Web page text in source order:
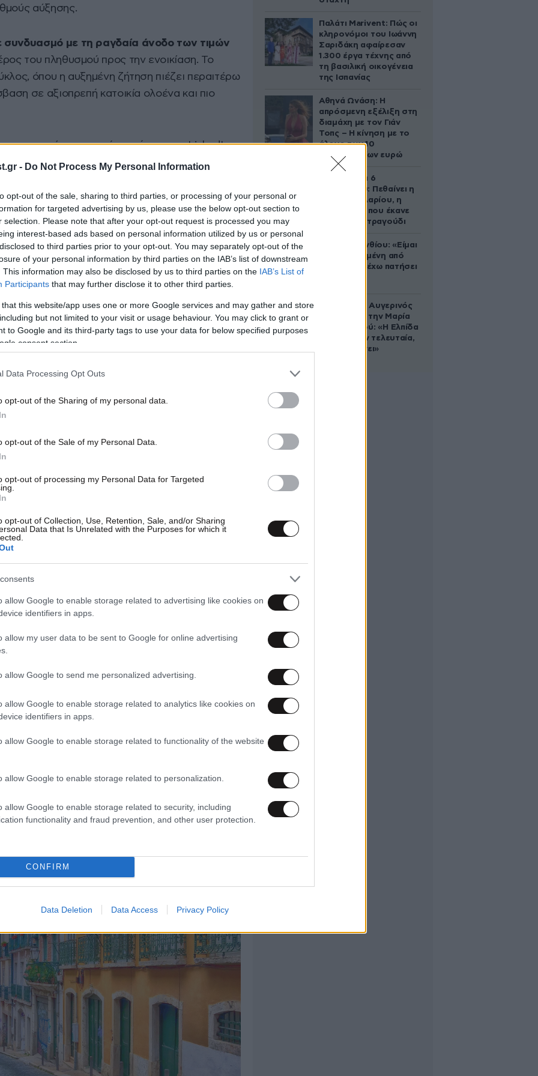
- Do Not Process My Personal Information
opt-out of the sale, sharing to third parties, or processing of your personal or
for targeted advertising by us, please use the below opt-out section to
selection. Please note that after your opt-out request is processed you may
interest-based ads based on personal information utilized by us or personal
to third parties prior to your opt-out. You may separately opt-out of the
of your personal information by third parties on the IAB’s list of downstream
This information may also be disclosed by us to third parties on the IAB’s List of
Participants that may further disclose it to other third parties.
this website/app uses one or more Google services and may gather and store
but not limited to your visit or usage behaviour. You may click to grant or
to Google and its third-party tags to use your data for below specified purposes
consent section.
Data Processing Opt Outs
opt-out of the Sharing of my personal data.
opt-out of the Sale of my Personal Data.
opt-out of processing my Personal Data for Targeted
opt-out of Collection, Use, Retention, Sale, and/or Sharing
Data that Is Unrelated with the Purposes for which it
allow Google to enable storage related to advertising like cookies on
identifiers in apps.
allow my user data to be sent to Google for online advertising
allow Google to send me personalized advertising.
allow Google to enable storage related to analytics like cookies on
identifiers in apps.
allow Google to enable storage related to functionality of the website
allow Google to enable storage related to personalization.
allow Google to enable storage related to security, including
functionality and fraud prevention, and other user protection.
CONFIRM
Data Deletion Data Access Privacy Policy
αύξησης.
με τη ραγδαία άνοδο των τιμών
του πληθυσμού προς την ενοικίαση. Το
όπου η αυξημένη ζήτηση πιέζει περαιτέρω
σε αξιοπρεπή κατοικία ολοένα και πιο
παρουσίασε σε ανάρτησή του στο LinkedIn ο
πρώην υποδιοικητής της Τράπεζας της
μόνο στο τρίτο τρίμηνο του 2025 οι τιμές των
5,5% σε ετήσια βάση, ενώ τα ενοίκια
με το δεύτερο τρίμηνο του έτους, οι τιμές των
αλλά συνεχίζει να κινείται
της τελευταίας δεκαετίας. Από το 2015
τα ενοίκια κατά 21,1%. Σε ορισμένες χώρες,
Παλάτι Marivent: Πώς οι
κληρονόμοι του Ιωάννη
Σαριδάκη αφαίρεσαν
1.300 έργα τέχνης από
τη βασιλική οικογένεια
της Ισπανίας
Αθηνά Ωνάση: Η
απρόσμενη εξέλιξη στη
διαμάχη με τον Γιάν
Τοπς – Η κίνηση με το
άλογο των 10
εκατομμυρίων ευρώ
Σαν σήμερα 6
Αυγούστου: Πεθαίνει η
Ρίτα Σακελλαρίου, η
λαϊκή ντίβα που έκανε
τη ζωή της τραγούδι
Μαρία Κορινθίου: «Είμαι
πιο ευτυχισμένη από
ποτέ – Ναι, έχω πατήσει
Ο Θανάσης Αυγερινός
επιμένει για την Μαρία
Καρυστιανού: «Η Ελπίδα
πεθαίνει μεν τελευταία,
αλλά πεθαίνει»